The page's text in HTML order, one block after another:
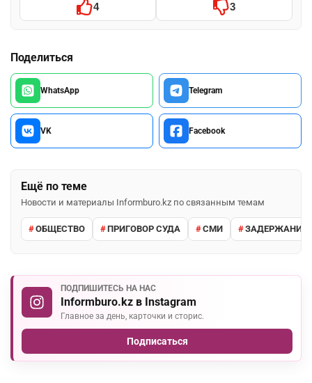
4 3
Поделиться
WhatsApp Telegram
VK Facebook
Ещё по теме
Новости и материалы Informburo.kz по связанным темам
ОБЩЕСТВО ПРИГОВОР СУДА СМИ ЗАДЕРЖАНИЕ
ПОДПИШИТЕСЬ НА НАС
Informburo.kz в Instagram
Главное за день, карточки и сторис.
Подписаться